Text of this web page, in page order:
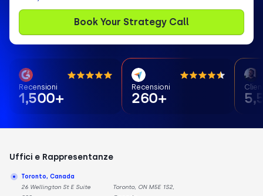
Recensioni
1,500+
Recensioni
260+
Uffici e Rappresentanze
Toronto, Canada
26 Wellington St E Suite
Toronto, ON M5E 1S2,